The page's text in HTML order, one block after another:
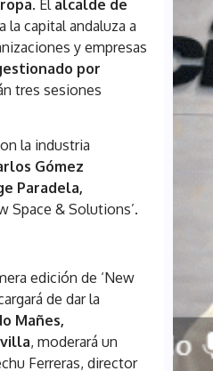
. El alcalde de
a la capital andaluza a
y empresas
por
tres sesiones
la industria
Gómez
Paradela,
Space & Solutions’.
edición de ‘New
de dar la
Mañes,
, moderará un
Ferreras, director